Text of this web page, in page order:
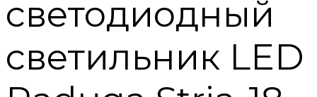
светодиодный
светильник LED